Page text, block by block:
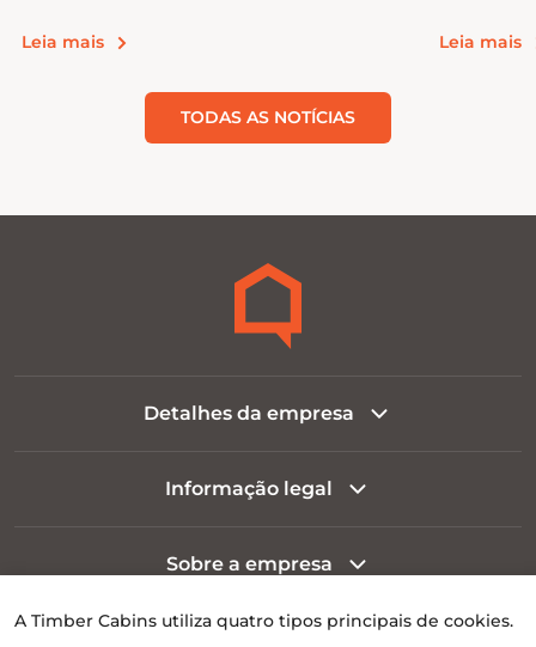
TODAS AS NOTÍCIAS
Leia mais Leia mais
Detalhes da empresa
Informação legal
Sobre a empresa
A Timber Cabins utiliza quatro tipos principais de cookies.